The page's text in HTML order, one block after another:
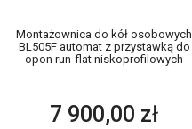
Montażownica do kół osobowych
BL505F automat z przystawką do
opon run-flat niskoprofilowych
7 900,00 zł